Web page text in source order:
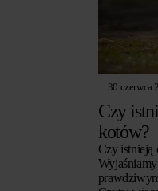
30 czerwca
Czy
kotów?
Czy istnieją